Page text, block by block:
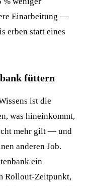
Einarbeitung —
erben statt eines
füttern
ist die
was hineinkommt,
mehr gilt — und
anderen Job.
ein
Rollout-Zeitpunkt,